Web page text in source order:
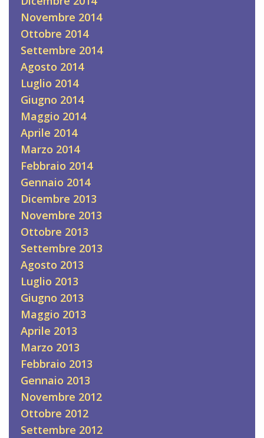
Novembre 2014
Ottobre 2014
Settembre 2014
Agosto 2014
Luglio 2014
Giugno 2014
Maggio 2014
Aprile 2014
Marzo 2014
Febbraio 2014
Gennaio 2014
Dicembre 2013
Novembre 2013
Ottobre 2013
Settembre 2013
Agosto 2013
Luglio 2013
Giugno 2013
Maggio 2013
Aprile 2013
Marzo 2013
Febbraio 2013
Gennaio 2013
Novembre 2012
Ottobre 2012
Settembre 2012